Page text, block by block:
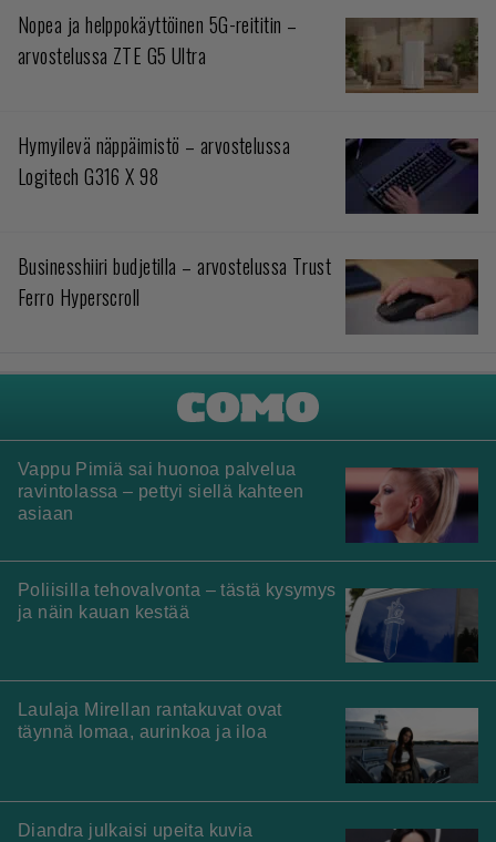
Nopea ja helppokäyttöinen 5G-reititin –
arvostelussa ZTE G5 Ultra
Hymyilevä näppäimistö – arvostelussa
Logitech G316 X 98
Businesshiiri budjetilla – arvostelussa Trust
Ferro Hyperscroll
Vappu Pimiä sai huonoa palvelua
ravintolassa – pettyi siellä kahteen
asiaan
Poliisilla tehovalvonta – tästä kysymys
ja näin kauan kestää
Laulaja Mirellan rantakuvat ovat
täynnä lomaa, aurinkoa ja iloa
Diandra julkaisi upeita kuvia